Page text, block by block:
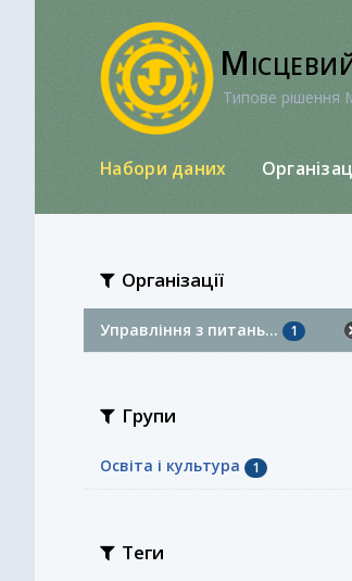
Типове рішення
Набори даних
Організації
Управління з питань... 1
Групи
Освіта і культура 1
Теги